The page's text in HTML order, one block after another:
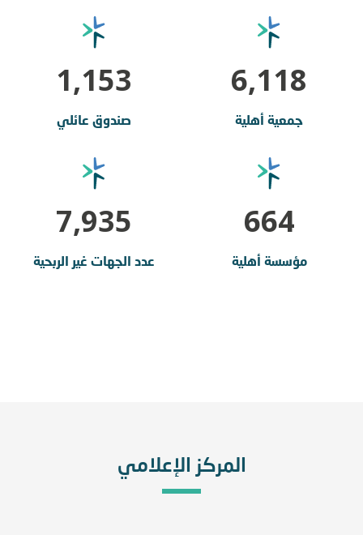
6,118
جمعية أهلية
1,153
صندوق عائلي
664
مؤسسة أهلية
7,935
عدد الجهات غير الربحية
المركز الإعلامي